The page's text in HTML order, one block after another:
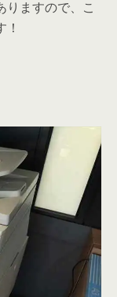
りますので、こ